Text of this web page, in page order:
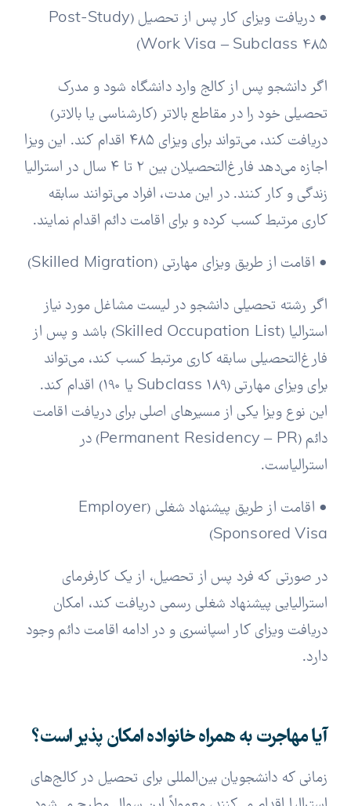
• دریافت ویزای کار پس از تحصیل (Post-Study
Work Visa – Subclass 485)
اگر دانشجو پس از کالج وارد دانشگاه شود و مدرک
تحصیلی خود را در مقاطع بالاتر (کارشناسی یا بالاتر)
دریافت کند، می‌تواند برای ویزای ۴۸۵ اقدام کند. این ویزا
اجازه می‌دهد فارغ‌التحصیلان بین ۲ تا ۴ سال در استرالیا
زندگی و کار کنند. در این مدت، افراد می‌توانند سابقه
کاری مرتبط کسب کرده و برای اقامت دائم اقدام نمایند.
• اقامت از طریق ویزای مهارتی (Skilled Migration)
اگر رشته تحصیلی دانشجو در لیست مشاغل مورد نیاز
استرالیا (Skilled Occupation List) باشد و پس از
فارغ‌التحصیلی سابقه کاری مرتبط کسب کند، می‌تواند
برای ویزای مهارتی (Subclass 189 یا 190) اقدام کند.
این نوع ویزا یکی از مسیرهای اصلی برای دریافت اقامت
دائم (Permanent Residency – PR) در
استرالیاست.
• اقامت از طریق پیشنهاد شغلی (Employer
Sponsored Visa)
در صورتی که فرد پس از تحصیل، از یک کارفرمای
استرالیایی پیشنهاد شغلی رسمی دریافت کند، امکان
دریافت ویزای کار اسپانسری و در ادامه اقامت دائم وجود
دارد.
آیا مهاجرت به همراه خانواده امکان پذیر است؟
زمانی که دانشجویان بین‌المللی برای تحصیل در کالج‌های